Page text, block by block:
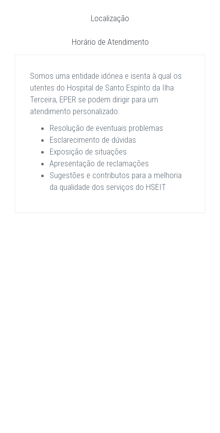
Localização
Horário de Atendimento
Somos uma entidade idónea e isenta à qual os
utentes do Hospital de Santo Espírito da Ilha
Terceira, EPER se podem dirigir para um
atendimento personalizado:
Resolução de eventuais problemas
Esclarecimento de dúvidas
Exposição de situações
Apresentação de reclamações
Sugestões e contributos para a melhoria
da qualidade dos serviços do HSEIT